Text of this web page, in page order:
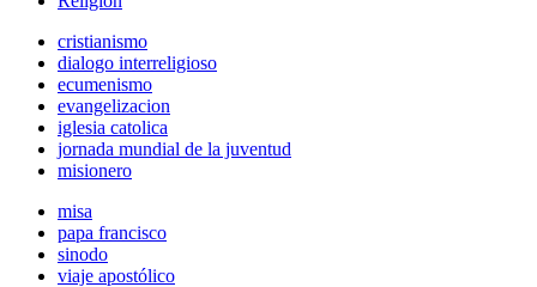
cristianismo
dialogo interreligioso
ecumenismo
evangelizacion
iglesia catolica
jornada mundial de la juventud
misionero
misa
papa francisco
sinodo
viaje apostólico